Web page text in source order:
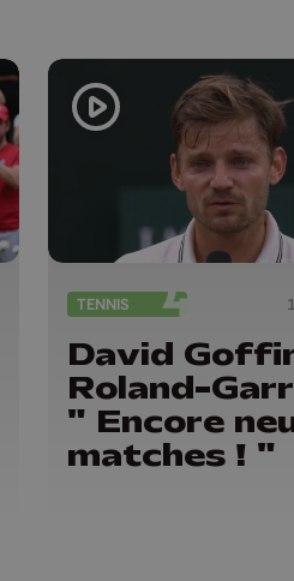
TENNIS
David
Roland-
" Encore
matches ! "